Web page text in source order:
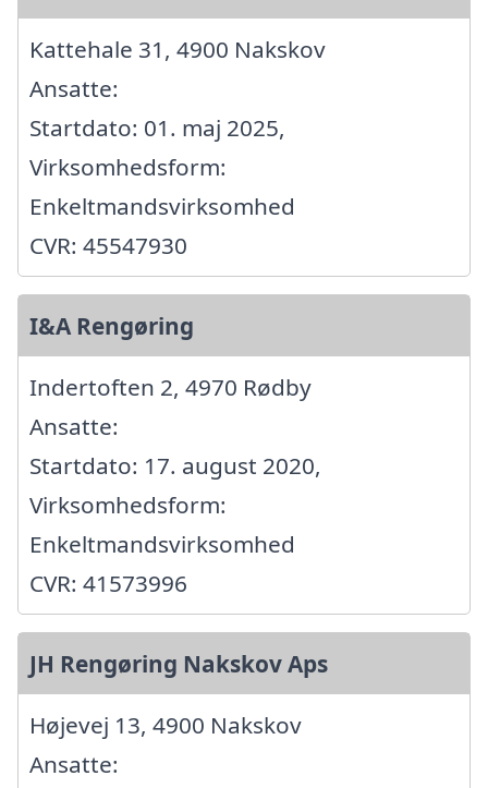
Kattehale 31, 4900 Nakskov
Ansatte:
Startdato: 01. maj 2025,
Virksomhedsform:
Enkeltmandsvirksomhed
CVR: 45547930
I&A Rengøring
Indertoften 2, 4970 Rødby
Ansatte:
Startdato: 17. august 2020,
Virksomhedsform:
Enkeltmandsvirksomhed
CVR: 41573996
JH Rengøring Nakskov Aps
Højevej 13, 4900 Nakskov
Ansatte: